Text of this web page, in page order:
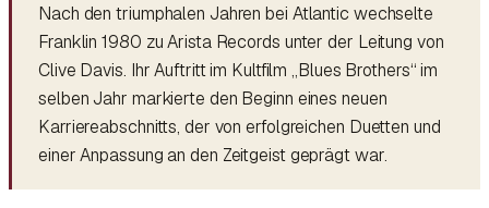
Nach den triumphalen Jahren bei Atlantic wechselte
Franklin 1980 zu Arista Records unter der Leitung von
Clive Davis. Ihr Auftritt im Kultfilm „Blues Brothers“ im
selben Jahr markierte den Beginn eines neuen
Karriereabschnitts, der von erfolgreichen Duetten und
einer Anpassung an den Zeitgeist geprägt war.